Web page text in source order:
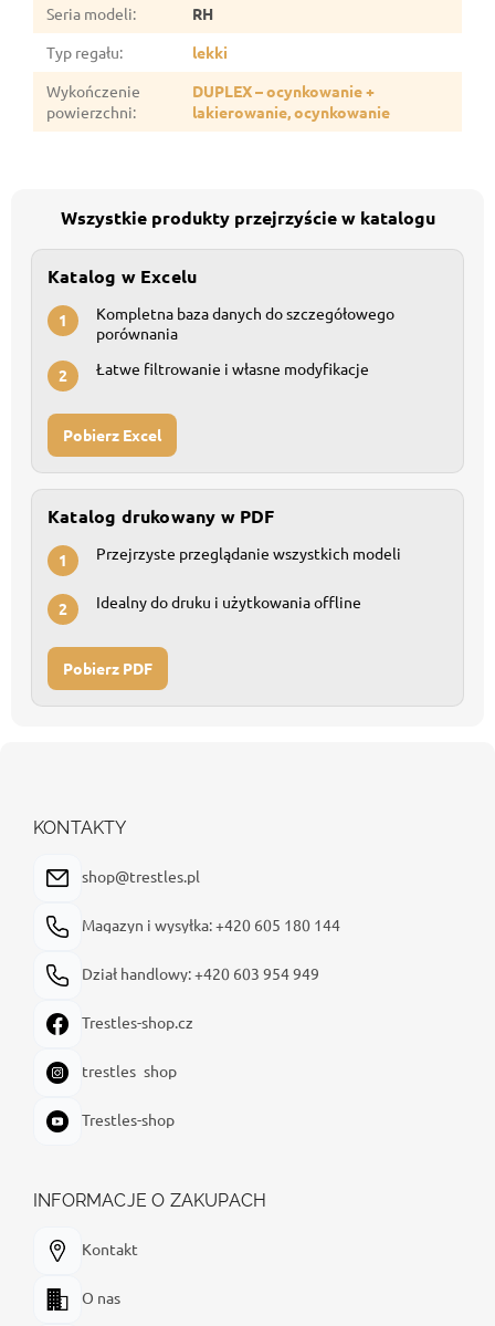
Seria modeli:
RH
Typ regału:
lekki
Wykończenie
powierzchni:
DUPLEX – ocynkowanie +
lakierowanie, ocynkowanie
Wszystkie produkty przejrzyście w katalogu
Katalog w Excelu
1
Kompletna baza danych do szczegółowego
porównania
2 Łatwe filtrowanie i własne modyfikacje
Pobierz Excel
Katalog drukowany w PDF
1 Przejrzyste przeglądanie wszystkich modeli
2 Idealny do druku i użytkowania offline
Pobierz PDF
KONTAKTY
shop@trestles.pl
Magazyn i wysyłka: +420 605 180 144
Dział handlowy: +420 603 954 949
Trestles-shop.cz
trestles_shop
Trestles-shop
INFORMACJE O ZAKUPACH
Kontakt
O nas